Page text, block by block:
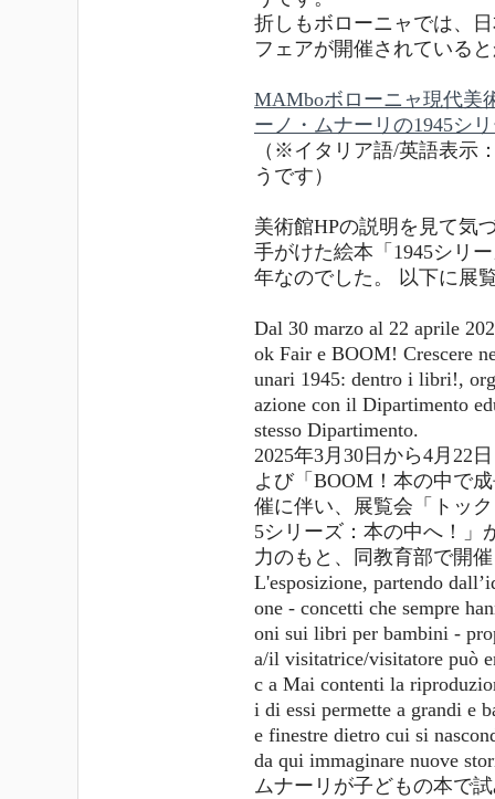
折しもボローニャでは、
フェアが開催されている
MAMboボローニャ現代
ーノ・ムナーリの1945シ
（※イタリア語/英語表示
うです）
美術館HPの説明を見て気
手がけた絵本「1945シリ
年なのでした。 以下に展
Dal 30 marzo al 22 aprile
ok Fair e BOOM! Crescere
unari 1945: dentro i libri!,
azione con il Dipartimento
stesso Dipartimento.
2025年3月30日から4月22
よび「BOOM！本の中で
催に伴い、展覧会「トッ
5シリーズ：本の中へ！」
力のもと、同教育部で開
L'esposizione, partendo
one - concetti che sempre
oni sui libri per bambini -
a/il visitatrice/visitatore può
c a Mai contenti la
i di essi permette a grandi e
e finestre dietro cui si
da qui immaginare nuove
ムナーリが子どもの本で